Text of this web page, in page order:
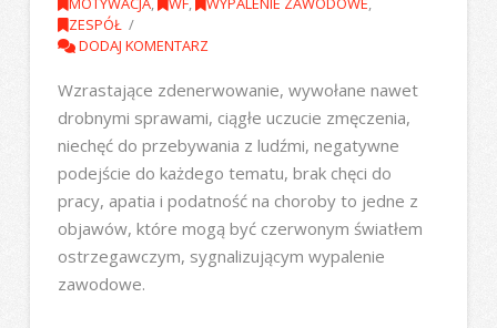
ZESPÓŁ
DODAJ KOMENTARZ
Wzrastające zdenerwowanie, wywołane nawet
drobnymi sprawami, ciągłe uczucie zmęczenia,
niechęć do przebywania z ludźmi, negatywne
podejście do każdego tematu, brak chęci do
pracy, apatia i podatność na choroby to jedne z
objawów, które mogą być czerwonym światłem
ostrzegawczym, sygnalizującym wypalenie
zawodowe.